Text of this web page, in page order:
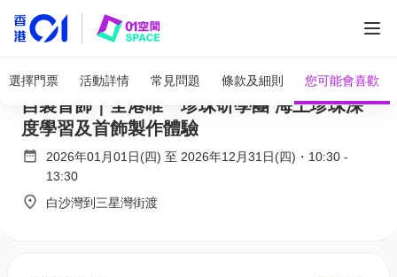
選擇門票 活動詳情 常見問題 條款及細則 您可能會喜歡
西貢珍珠首飾工作坊｜獨家62折起 出海採珠
自製首飾｜全港唯一珍珠研學團 海上珍珠深
度學習及首飾製作體驗
2026年01月01日(四) 至 2026年12月31日(四) ・ 10:30 -
13:30
白沙灣到三星灣街渡